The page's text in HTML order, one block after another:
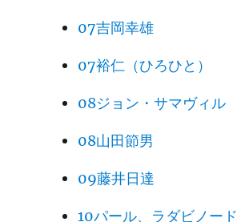
07吉岡幸雄
07裕仁（ひろひと）
08ジョン・サマヴィル
08山田節男
09藤井日達
10パール、ラダビノード